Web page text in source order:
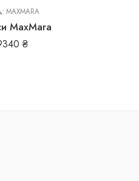
MAXMARA
MaxMara
₴